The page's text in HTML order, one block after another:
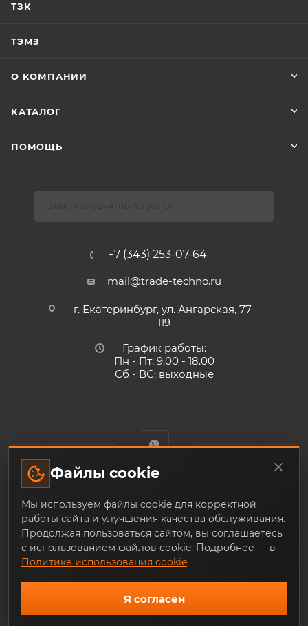
ТЗК
ТЭМЗ
О КОМПАНИИ
КАТАЛОГ
ПОМОЩЬ
+7 (343) 253-07-64
mail@trade-techno.ru
г. Екатеринбург, ул. Ангарская, 77-
119
График работы:
Пн - Пт: 9.00 - 18.00
Сб - ВС: выходные
инструмента с доставкой по Екатеринбургу и по всей
России, из наличия и под заказ
Файлы cookie
Мы используем файлы cookie для корректной
работы сайта и улучшения качества обслуживания.
Продолжая пользоваться сайтом, вы соглашаетесь
с использованием файлов cookie. Подробнее — в
Политике использования cookie.
Я согласен